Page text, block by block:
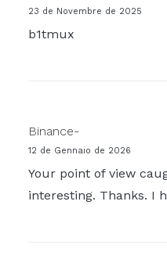
23 de Novembre de 2025
b1tmux
Binance-
12 de Gennaio de 2026
Your point of view
interesting. Thanks. I